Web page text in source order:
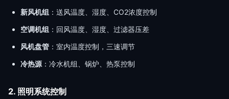
新风机组 ：送风温度、湿度、CO2浓度控制
空调机组 ：回风温度、湿度、过滤器压差
风机盘管 ：室内温度控制，三速调节
冷热源 ：冷水机组、锅炉、热泵控制
2. 照明系统控制